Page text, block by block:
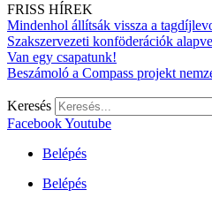
FRISS HÍREK
Mindenhol állítsák vissza a
Szakszervezeti konföderációk
Van egy csapatunk!
Beszámoló a Compass projekt
Keresés
FacebookYoutube
Belépés
Belépés